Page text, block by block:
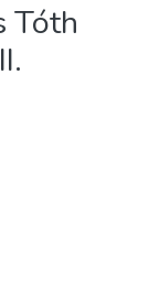
Tóth